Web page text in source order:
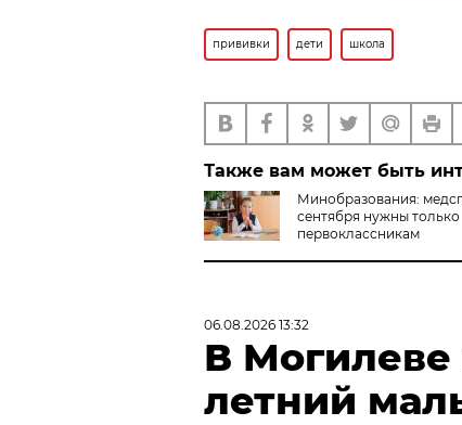
прививки дети школа
Также вам может быть
Минобразования:
сентября нужны только
первоклассникам
06.08.2026 13:32
В Могилеве
летний